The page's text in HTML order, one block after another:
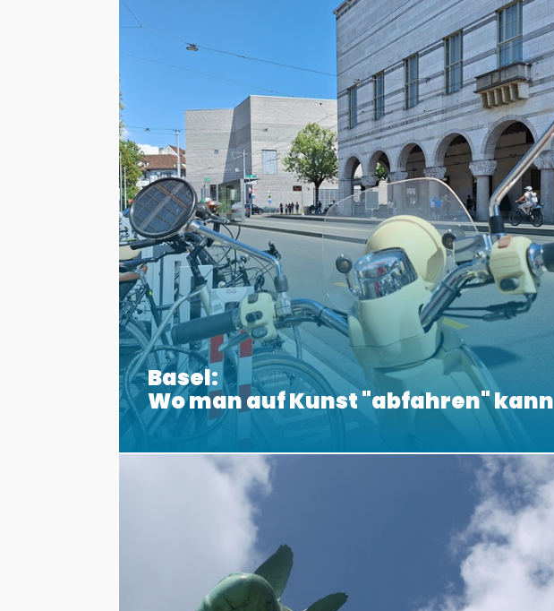
Basel:
Wo man auf Kunst "abfahren" kann